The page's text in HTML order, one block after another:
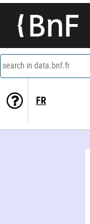
search in data.bnf.fr
FR